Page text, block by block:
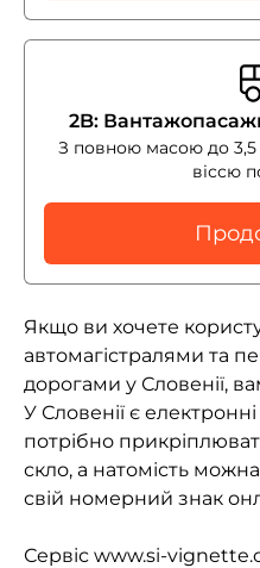
Якщо ви хочете
автомагістралями та
дорогами у Словенії,
У Словенії є
потрібно
скло, а натомість
свій номерний знак
Сервіс www.si-
2B:
З повною масою до
віссю